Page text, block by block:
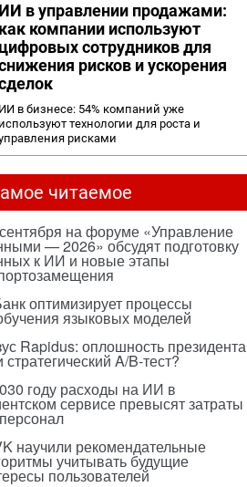
ИИ в управлении продажами:
как компании используют
цифровых сотрудников для
рисков и ускорения
ИИ в бизнесе: 54% компаний уже
используют технологии для роста и
рисками
читаемое
на форуме «Управление
— 2026» обсудят подготовку
к ИИ и новые этапы
оптимизирует процессы
языковых моделей
Rapidus: оплошность президента
стратегический A/B-тест?
году расходы на ИИ в
сервисе превысят затраты
научили рекомендательные
учитывать будущие
пользователей